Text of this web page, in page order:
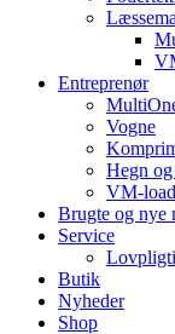
Entreprenør
Vogne
Hegn og
VM-
Brugte og nye
Service
Butik
Nyheder
Shop